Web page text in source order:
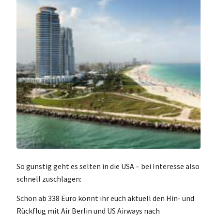
So günstig geht es selten in die USA – bei Interesse also
schnell zuschlagen:
Schon ab 338 Euro könnt ihr euch aktuell den Hin- und
Rückflug mit Air Berlin und US Airways nach